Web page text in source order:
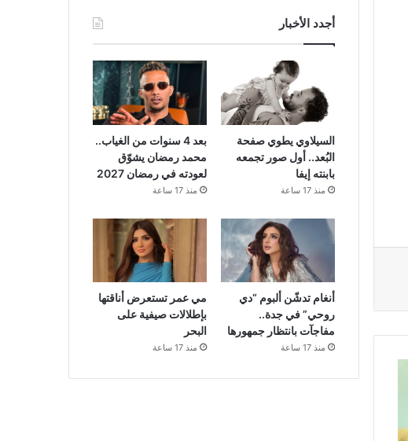
أجدد الأخبار
السيلاوي يطوي صفحة
البُعد.. أول صور تجمعه
بابنته إيفا
منذ 17 ساعة
بعد 4 سنوات من الغياب..
محمد رمضان يشوّق
لعودته في رمضان 2027
منذ 17 ساعة
أنغام تدشّن ألبوم “دي
روحي” في جدة..
مفاجآت بانتظار جمهورها
منذ 17 ساعة
مي عمر تستعرض أناقتها
بإطلالات صيفية على
البحر
منذ 17 ساعة